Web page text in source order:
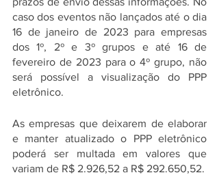
caso dos eventos não lançados até o dia
16 de janeiro de 2023 para empresas
dos 1º, 2º e 3º grupos e até 16 de
fevereiro de 2023 para o 4º grupo, não
será possível a visualização do PPP
eletrônico.
As empresas que deixarem de elaborar
e manter atualizado o PPP eletrônico
poderá ser multada em valores que
variam de R$ 2.926,52 a R$ 292.650,52.